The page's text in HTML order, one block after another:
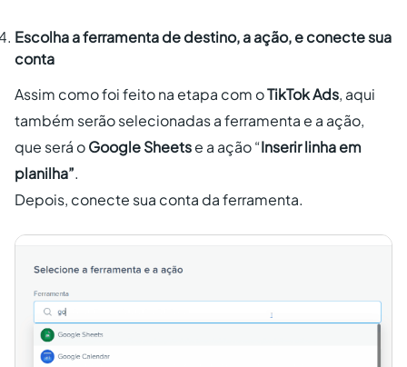
Escolha a ferramenta de destino, a ação, e conecte sua
conta
Assim como foi feito na etapa com oTikTok Ads, aqui
também serão selecionadas a ferramenta e a ação,
que será oGoogle Sheetse a ação “Inserir linha em
planilha”.
Depois, conecte sua conta da ferramenta.